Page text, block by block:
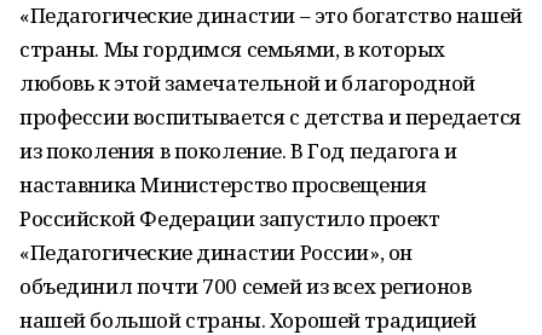
«Педагогические династии – это богатство нашей
страны. Мы гордимся семьями, в которых
любовь к этой замечательной и благородной
профессии воспитывается с детства и передается
из поколения в поколение. В Год педагога и
наставника Министерство просвещения
Российской Федерации запустило проект
«Педагогические династии России», он
объединил почти 700 семей из всех регионов
нашей большой страны. Хорошей традицией